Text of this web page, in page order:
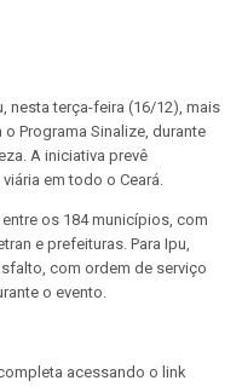
nesta terça-feira (16/12), mais
Programa Sinalize, durante
A iniciativa prevê
em todo o Ceará.
os 184 municípios, com
e prefeituras. Para Ipu,
com ordem de serviço
o evento.
acessando o link